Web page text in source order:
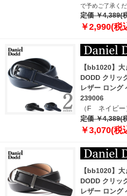
で予めご了承くだ
定価 ￥4,389(
￥2,990(税
【bb1020】
DODD クリッ
レザー ロング
239006
（F ネイビー
定価 ￥4,389(
￥3,070(税
【bb1020】
DODD クリッ
レザー ロング